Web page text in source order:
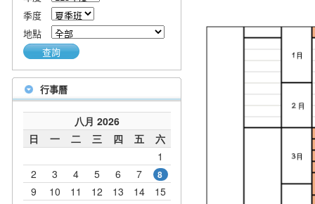
季度
地點
查詢
行事曆